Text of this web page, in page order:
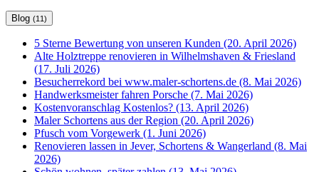
Blog (11)
5 Sterne Bewertung von unseren Kunden (20. April 2026)
Alte Holztreppe renovieren in Wilhelmshaven & Friesland
(17. Juli 2026)
Besucherrekord bei www.maler-schortens.de (8. Mai 2026)
Handwerksmeister fahren Porsche (7. Mai 2026)
Kostenvoranschlag Kostenlos? (13. April 2026)
Maler Schortens aus der Region (20. April 2026)
Pfusch vom Vorgewerk (1. Juni 2026)
Renovieren lassen in Jever, Schortens & Wangerland (8. Mai
2026)